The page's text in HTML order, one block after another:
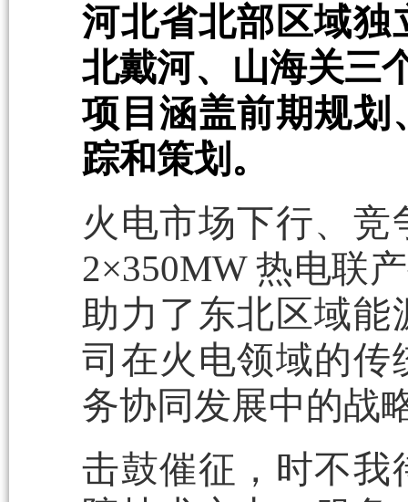
河北省北部区域独
北戴河、山海关三
项目涵盖前期规划
踪和策划。
火电市场下行、
2×350MW 热电联
助力了东北区域能
司在火电领域的传
务协同发展中的战
击鼓催征，时不我